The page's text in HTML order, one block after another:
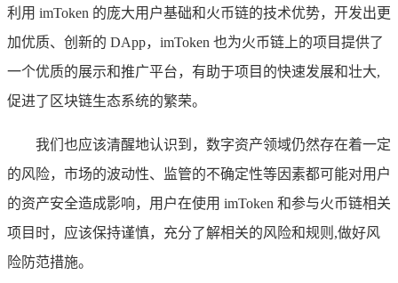
利用 imToken 的庞大用户基础和火币链的技术优势，开发出更
加优质、创新的 DApp，imToken 也为火币链上的项目提供了
一个优质的展示和推广平台，有助于项目的快速发展和壮大,
促进了区块链生态系统的繁荣。
我们也应该清醒地认识到，数字资产领域仍然存在着一定
的风险，市场的波动性、监管的不确定性等因素都可能对用户
的资产安全造成影响，用户在使用 imToken 和参与火币链相关
项目时，应该保持谨慎，充分了解相关的风险和规则,做好风
险防范措施。